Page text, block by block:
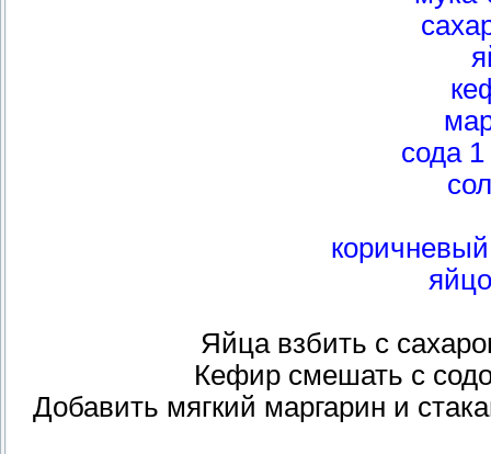
сода
Яйца взбить с
Кефир смешать с
Добавить мягкий маргарин и